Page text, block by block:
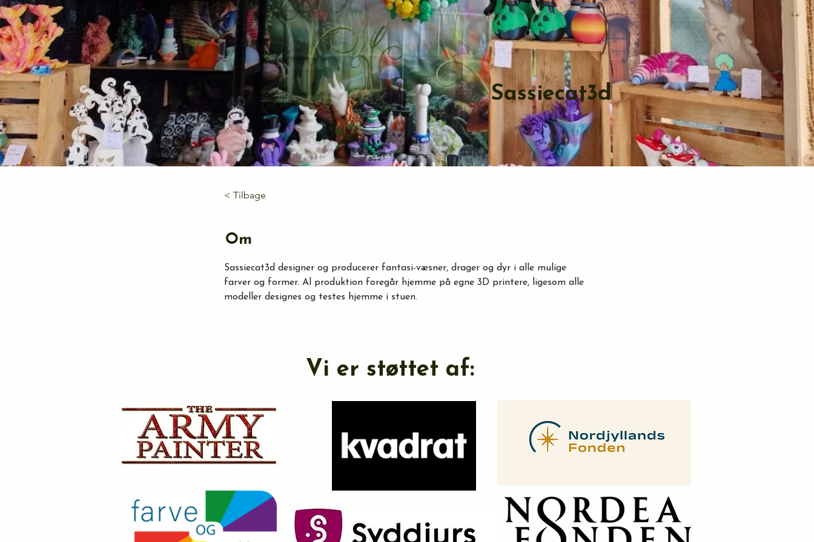
Sassiecat3d
< Tilbage
Om
Sassiecat3d designer og producerer fantasi-væsner, drager og dyr i alle mulige
farver og former. Al produktion foregår hjemme på egne 3D printere, ligesom alle
modeller designes og testes hjemme i stuen.
Vi er støttet af: